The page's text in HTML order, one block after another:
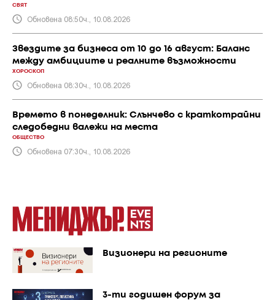
СВЯТ
Обновена 08:50ч., 10.08.2026
Звездите за бизнеса от 10 до 16 август: Баланс
между амбициите и реалните възможности
ХОРОСКОП
Обновена 08:30ч., 10.08.2026
Времето в понеделник: Слънчево с краткотрайни
следобедни валежи на места
ОБЩЕСТВО
Обновена 07:30ч., 10.08.2026
Визионери на регионите
3-ти годишен форум за